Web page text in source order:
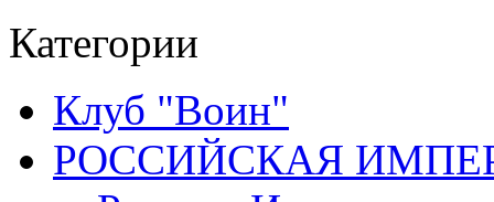
Категории
Клуб "Воин"
РОССИЙСКАЯ